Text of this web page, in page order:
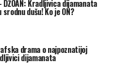
DŽOAN: Kradljivica dijamanata
dušu! Ko je ON?
drama o najpoznatijoj
dijamanata